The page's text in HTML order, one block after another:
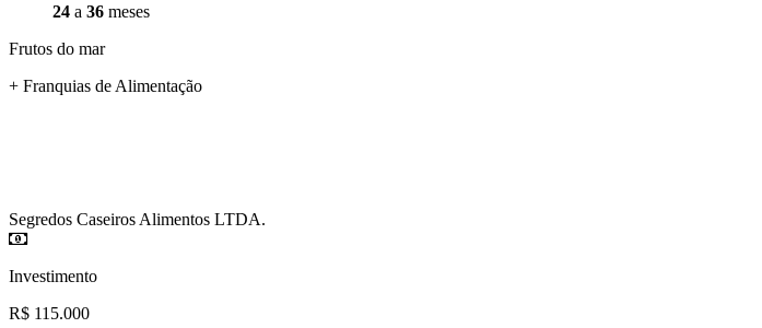
24 a 36 meses
Frutos do mar
+ Franquias de Alimentação
Segredos Caseiros Alimentos LTDA.
Investimento
R$ 115.000